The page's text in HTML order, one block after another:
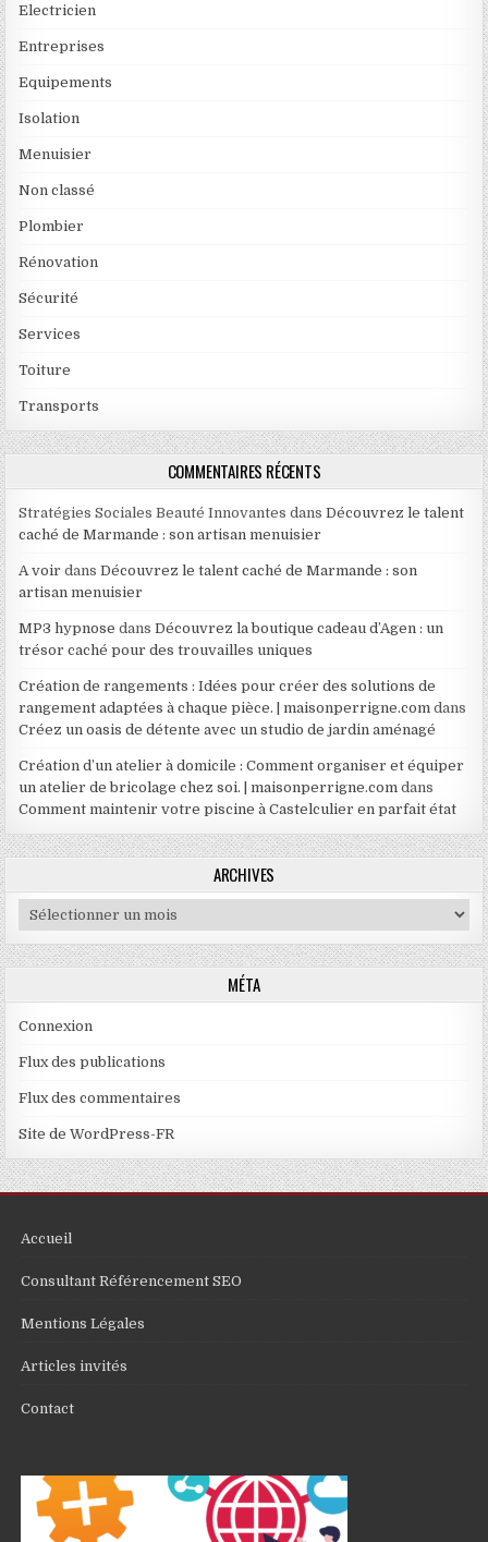
Electricien
Entreprises
Equipements
Isolation
Menuisier
Non classé
Plombier
Rénovation
Sécurité
Services
Toiture
Transports
COMMENTAIRES RÉCENTS
Stratégies Sociales Beauté Innovantes dansDécouvrez le talent
caché de Marmande : son artisan menuisier
A voir dansDécouvrez le talent caché de Marmande : son
artisan menuisier
MP3 hypnose dansDécouvrez la boutique cadeau d’Agen : un
trésor caché pour des trouvailles uniques
Création de rangements : Idées pour créer des solutions de
rangement adaptées à chaque pièce. | maisonperrigne.com dans
Créez un oasis de détente avec un studio de jardin aménagé
Création d’un atelier à domicile : Comment organiser et équiper
un atelier de bricolage chez soi. | maisonperrigne.com dans
Comment maintenir votre piscine à Castelculier en parfait état
ARCHIVES
Archives
MÉTA
Connexion
Flux des publications
Flux des commentaires
Site de WordPress-FR
Accueil
Consultant Référencement SEO
Mentions Légales
Articles invités
Contact